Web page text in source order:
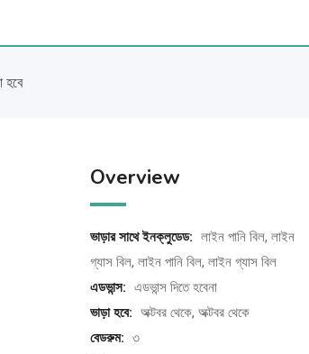
হবে
Overview
ভাড়ার সাথে ইনক্লুডেড: লাইন পানি বিল, লাইন
গ্যাস বিল, লাইন পানি বিল, লাইন গ্যাস বিল
এডভান্স: এডভান্স দিতে হবেনা
ভাড়া হবে: অক্টবর থেকে, অক্টবর থেকে
বেডরুম: ৩